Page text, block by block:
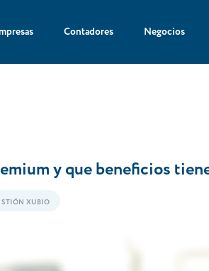
Contadores Negocios
y que beneficios
XUBIO